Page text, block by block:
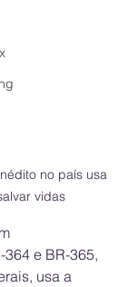
no país usa
vidas
e BR-365,
usa a